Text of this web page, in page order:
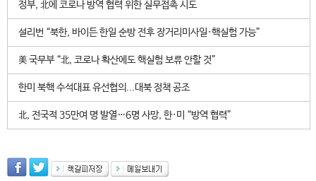
정부, 北에 코로나 방역 협력 위한 실무접촉 시도
설리번 “북한, 바이든 한일 순방 전후 장거리미사일·핵실험 가능”
美 국무부 “北, 코로나 확산에도 핵실험 보류 안할 것”
한미 북핵 수석대표 유선협의...대북 정책 공조
北, 전국적 35만여 명 발열…6명 사망, 한·미 “방역 협력”